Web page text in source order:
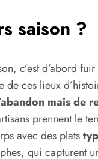
saison ?
c’est d’abord
ces lieux
mais de
prennent le
avec des plats
qui capturent